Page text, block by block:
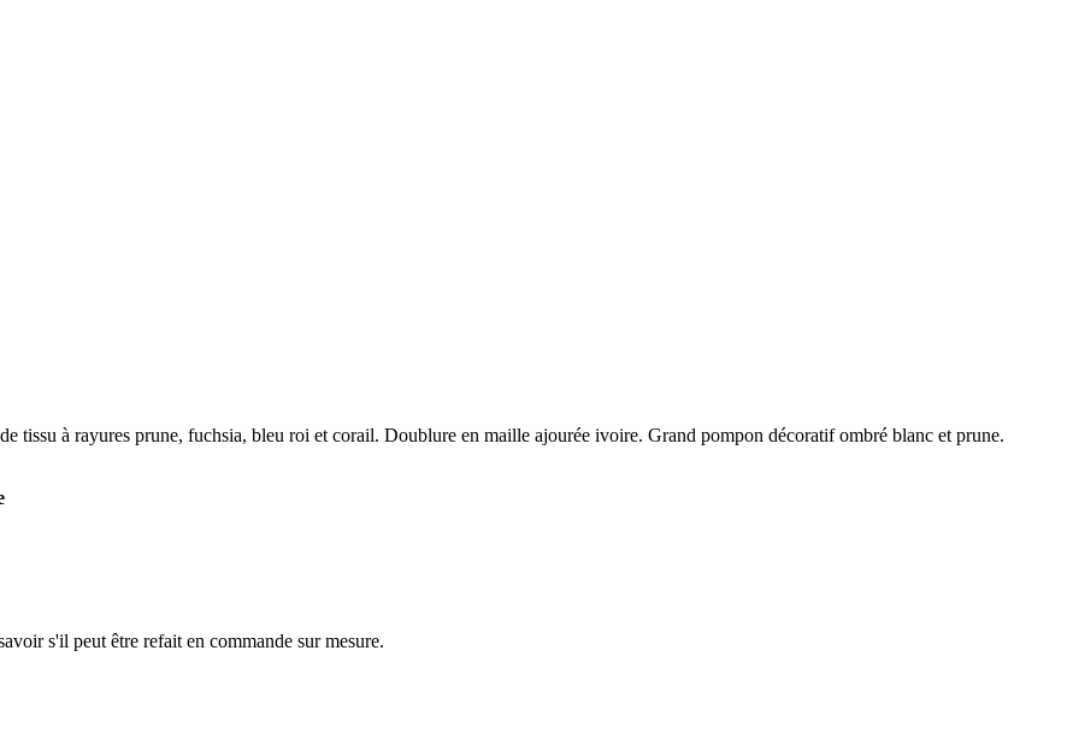
tissu à rayures prune, fuchsia, bleu roi et corail. Doublure en maille ajourée ivoire. Grand pompon décoratif ombré blanc et prune.
s'il peut être refait en commande sur mesure.